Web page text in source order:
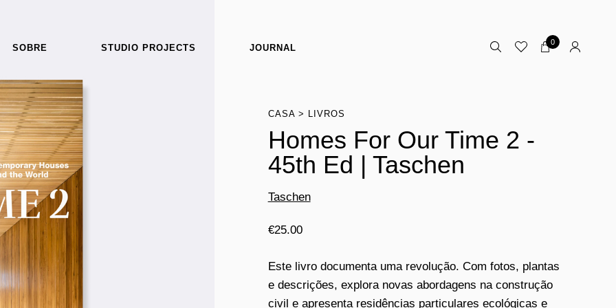
SOBRE STUDIO PROJECTS JOURNAL
0
CASA LIVROS
Homes For Our Time 2 -
45th Ed | Taschen
Taschen
€25.00
Este livro documenta uma revolução. Com fotos, plantas
e descrições, explora novas abordagens na construção
civil e apresenta residências particulares ecológicas e